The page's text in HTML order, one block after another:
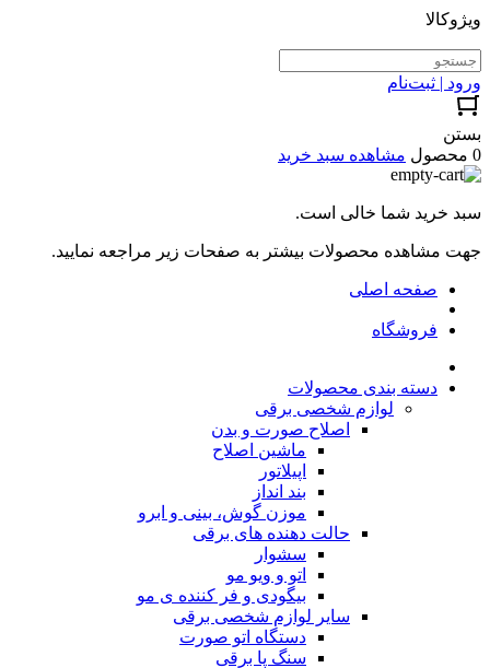
ویژوکالا
ورود | ثبت‌نام
بستن
0 محصول
مشاهده سبد خرید
سبد خرید شما خالی است.
جهت مشاهده محصولات بیشتر به صفحات زیر مراجعه نمایید.
صفحه اصلی
فروشگاه
دسته بندی محصولات
لوازم شخصی برقی
اصلاح صورت و بدن
ماشین اصلاح
اپیلاتور
بند انداز
موزن گوش، بینی و ابرو
حالت دهنده های برقی
سشوار
اتو و ویو مو
بیگودی و فر کننده ی مو
سایر لوازم شخصی برقی
دستگاه اتو صورت
سنگ پا برقی